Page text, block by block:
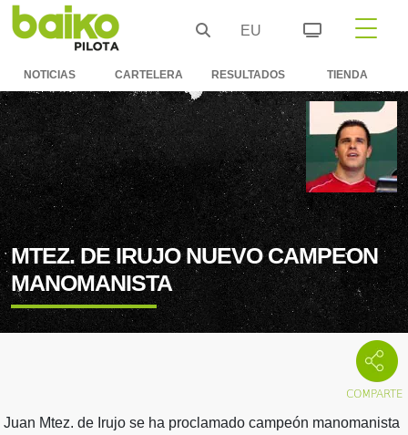
EU
NOTICIAS CARTELERA RESULTADOS TIENDA
MTEZ. DE IRUJO NUEVO CAMPEON
MANOMANISTA
Juan Mtez. de Irujo se ha proclamado campeón manomanista